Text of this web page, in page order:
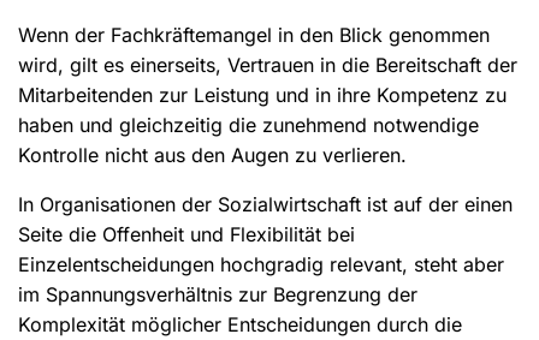
Wenn der Fachkräftemangel in den Blick genommen
wird, gilt es einerseits, Vertrauen in die Bereitschaft der
Mitarbeitenden zur Leistung und in ihre Kompetenz zu
haben und gleichzeitig die zunehmend notwendige
Kontrolle nicht aus den Augen zu verlieren.
In Organisationen der Sozialwirtschaft ist auf der einen
Seite die Offenheit und Flexibilität bei
Einzelentscheidungen hochgradig relevant, steht aber
im Spannungsverhältnis zur Begrenzung der
Komplexität möglicher Entscheidungen durch die